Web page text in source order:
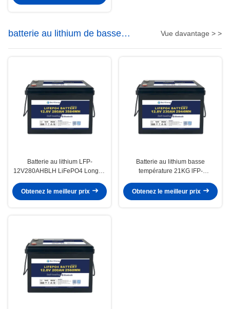
batterie au lithium de basse
température
Vue davantage > >
Batterie au lithium LFP-
12V280AHBLH LiFePO4 Longue
inférieur à 2%
Obtenez le meilleur prix
Batterie au lithium basse
température 21KG lFP-
Cellules prismatiques
Obtenez le meilleur prix